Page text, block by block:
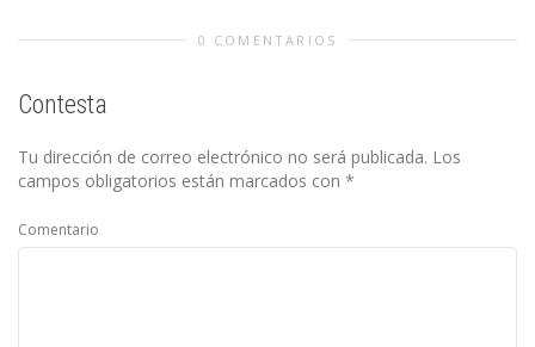
0 COMENTARIOS
Contesta
Tu dirección de correo electrónico no será publicada. Los
campos obligatorios están marcados con *
Comentario